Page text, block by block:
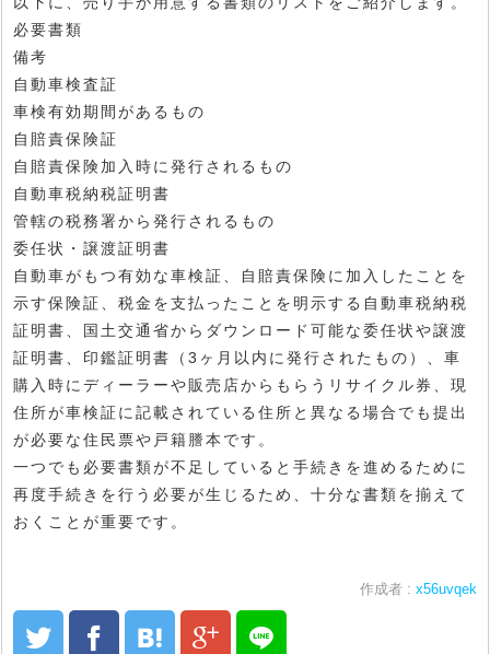
必要書類
備考
自動車検査証
車検有効期間があるもの
自賠責保険証
自賠責保険加入時に発行されるもの
自動車税納税証明書
管轄の税務署から発行されるもの
委任状・譲渡証明書
自動車がもつ有効な車検証、自賠責保険に加入したことを
示す保険証、税金を支払ったことを明示する自動車税納税
証明書、国土交通省からダウンロード可能な委任状や譲渡
証明書、印鑑証明書（3ヶ月以内に発行されたもの）、車
購入時にディーラーや販売店からもらうリサイクル券、現
住所が車検証に記載されている住所と異なる場合でも提出
が必要な住民票や戸籍謄本です。
一つでも必要書類が不足していると手続きを進めるために
再度手続きを行う必要が生じるため、十分な書類を揃えて
おくことが重要です。
作成者 : x56uvqek